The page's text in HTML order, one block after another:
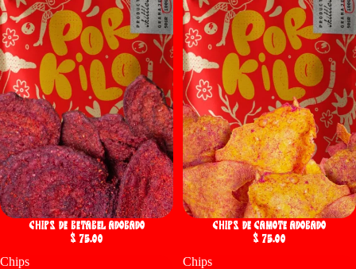
Chips de Betabel Adobado
$ 75.00
Chips de Camote Adobado
$ 75.00
Chips
Chips